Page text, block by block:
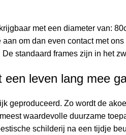
met een diameter van:
aan om dan even contactmet ons
standaard frames zijn in het
een leven lang mee
geproduceerd. Zo wordt de
waardevolle duurzame
schilderij na een tijdje